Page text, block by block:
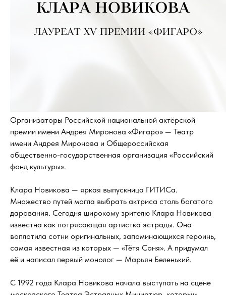
Организаторы Российской национальной актёрской
премии имени Андрея Миронова «Фигаро» — Театр
имени Андрея Миронова и Общероссийская
общественно-государственная организация «Российский
фонд культуры».
Клара Новикова — яркая выпускница ГИТИСа.
Множество путей могла выбрать актриса столь богатого
дарования. Сегодня широкому зрителю Клара Новикова
известна как потрясающая артистка эстрады. Она
воплотила сотни оригинальных, запоминающихся героинь,
самая известная из которых — «Тётя Соня». А придумал
её и написал первый монолог — Марьян Беленький.
С 1992 года Клара Новикова начала выступать на сцене